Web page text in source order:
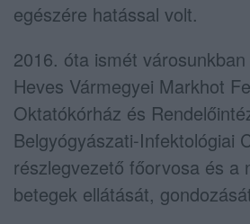
egészére hatással volt.
2016. óta ismét
Heves Vármegyei Markhot
Oktatókórház és
Belgyógyászati-Infektológiai
részlegvezető főorvosa és a
betegek ellátását,